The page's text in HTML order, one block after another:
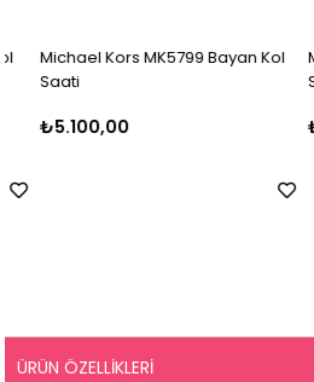
Michael Kors MK5799 Bayan Kol
Saati
₺5.100,00
Saati
ÜRÜN ÖZELLIKLERI